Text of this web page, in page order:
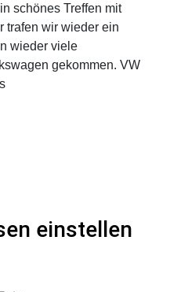
schönes Treffen mit
trafen wir wieder ein
wieder viele
gekommen. VW
einstellen